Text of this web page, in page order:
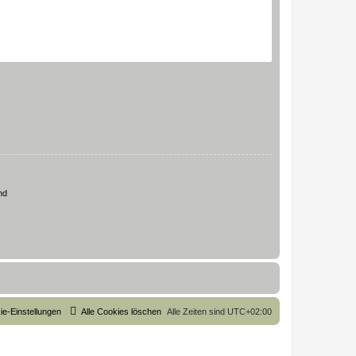
Alle Zeiten sind UTC+02:00
Alle Cookies löschen
Einstellungen